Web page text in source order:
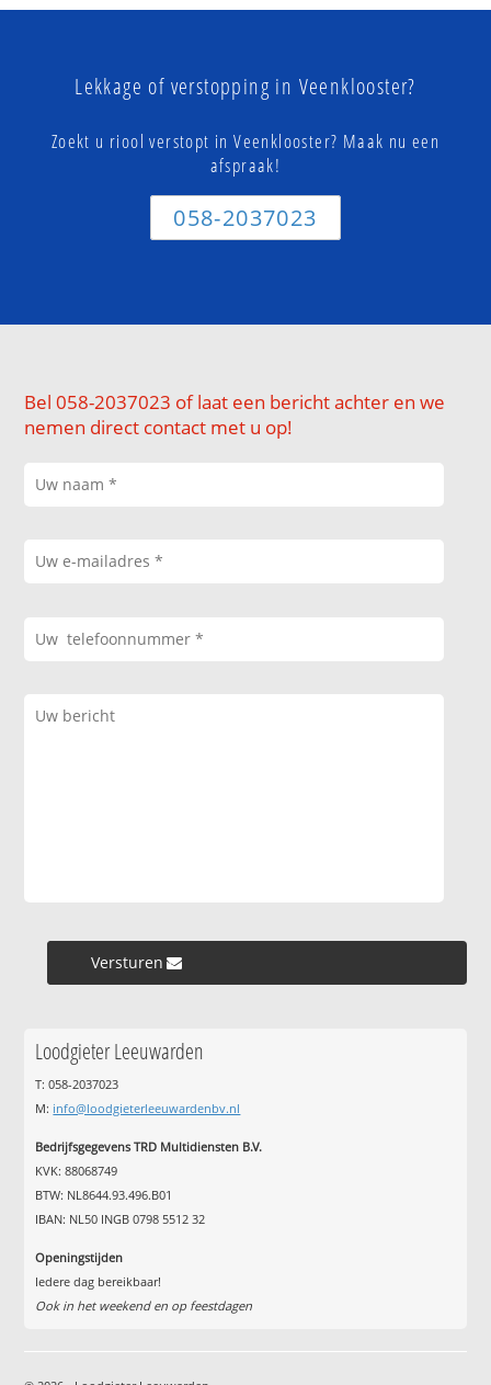
Lekkage of verstopping in Veenklooster?
Zoekt u riool verstopt in Veenklooster? Maak nu een
afspraak!
058-2037023
Bel 058-2037023 of laat een bericht achter en we
nemen direct contact met u op!
Versturen »
Loodgieter Leeuwarden
T: 058-2037023
M: info@loodgieterleeuwardenbv.nl
Bedrijfsgegevens TRD Multidiensten B.V.
KVK: 88068749
BTW: NL8644.93.496.B01
IBAN: NL50 INGB 0798 5512 32
Openingstijden
Iedere dag bereikbaar!
Ook in het weekend en op feestdagen